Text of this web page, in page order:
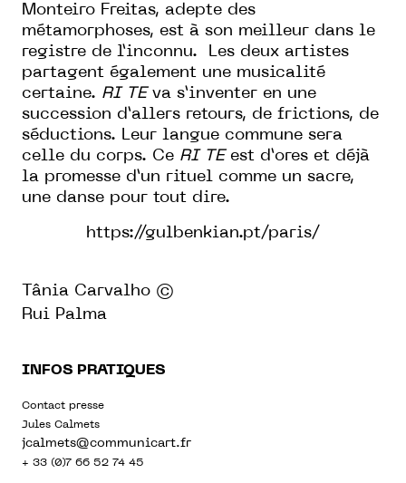
Monteiro Freitas, adepte des
métamorphoses, est à son meilleur dans le
registre de l’inconnu. Les deux artistes
partagent également une musicalité
certaine. RI TE va s’inventer en une
succession d’allers retours, de frictions, de
séductions. Leur langue commune sera
celle du corps. Ce RI TE est d’ores et déjà
la promesse d’un rituel comme un sacre,
une danse pour tout dire.
https://gulbenkian.pt/paris/
Tânia Carvalho ©
Rui Palma
INFOS PRATIQUES
Contact presse
Jules Calmets
jcalmets@communicart.fr
+ 33 (0)7 66 52 74 45